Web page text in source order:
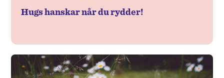
Hugs hanskar når du rydder!